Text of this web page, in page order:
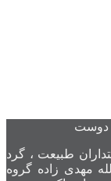
دوست
و دوستداران طبیعت ، گرد
مهدی زاده گروه